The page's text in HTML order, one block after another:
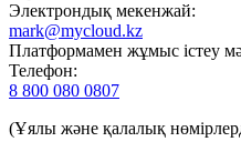
Электрондық мекенжай:
mark@mycloud.kz
Платформамен жұмыс істеу
Телефон:
8 800 080 0807
(Ұялы және қалалық